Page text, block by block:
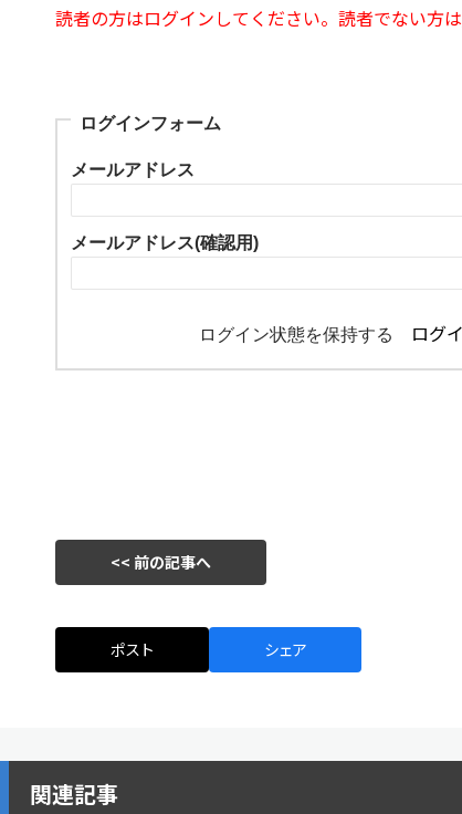
読者の方はログインしてください。読者でない方は
ログインフォーム
メールアドレス
メールアドレス(確認用)
ログイン状態を保持する
<< 前の記事へ
ポスト シェア
関連記事